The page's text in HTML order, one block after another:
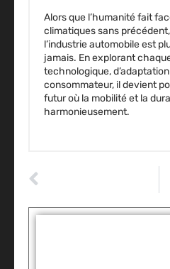
Alors que l’humanité fait
climatiques sans
l’industrie automobile est
jamais. En explorant
technologique,
consommateur, il devient
futur où la mobilité et la
harmonieusement.